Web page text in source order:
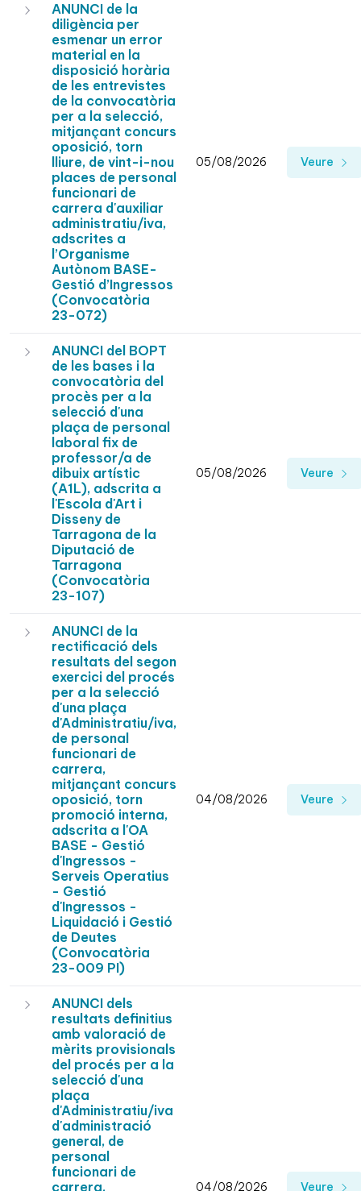
ANUNCI de la
diligència per
esmenar un error
material en la
disposició horària
de les entrevistes
de la convocatòria
per a la selecció,
mitjançant concurs
oposició, torn
lliure, de vint-i-nou
places de personal
funcionari de
carrera d'auxiliar
administratiu/iva,
adscrites a
l’Organisme
Autònom BASE-
Gestió d’Ingressos
(Convocatòria
23-072)
05/08/2026 Veure
ANUNCI del BOPT
de les bases i la
convocatòria del
procès per a la
selecció d'una
plaça de personal
laboral fix de
professor/a de
dibuix artístic
(A1L), adscrita a
l'Escola d'Art i
Disseny de
Tarragona de la
Diputació de
Tarragona
(Convocatòria
23-107)
05/08/2026 Veure
ANUNCI de la
rectificació dels
resultats del segon
exercici del procés
per a la selecció
d'una plaça
d'Administratiu/iva,
de personal
funcionari de
carrera,
mitjançant concurs
oposició, torn
promoció interna,
adscrita a l'OA
BASE - Gestió
d'Ingressos -
Serveis Operatius
- Gestió
d'Ingressos -
Liquidació i Gestió
de Deutes
(Convocatòria
23-009 PI)
04/08/2026 Veure
ANUNCI dels
resultats definitius
amb valoració de
mèrits provisionals
del procés per a la
selecció d'una
plaça
d'Administratiu/iva
d'administració
general, de
personal
funcionari de
carrera,
04/08/2026 Veure